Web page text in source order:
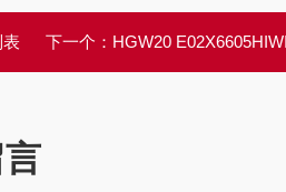
表 下一个： HGW20 E02X6605HIWIN上